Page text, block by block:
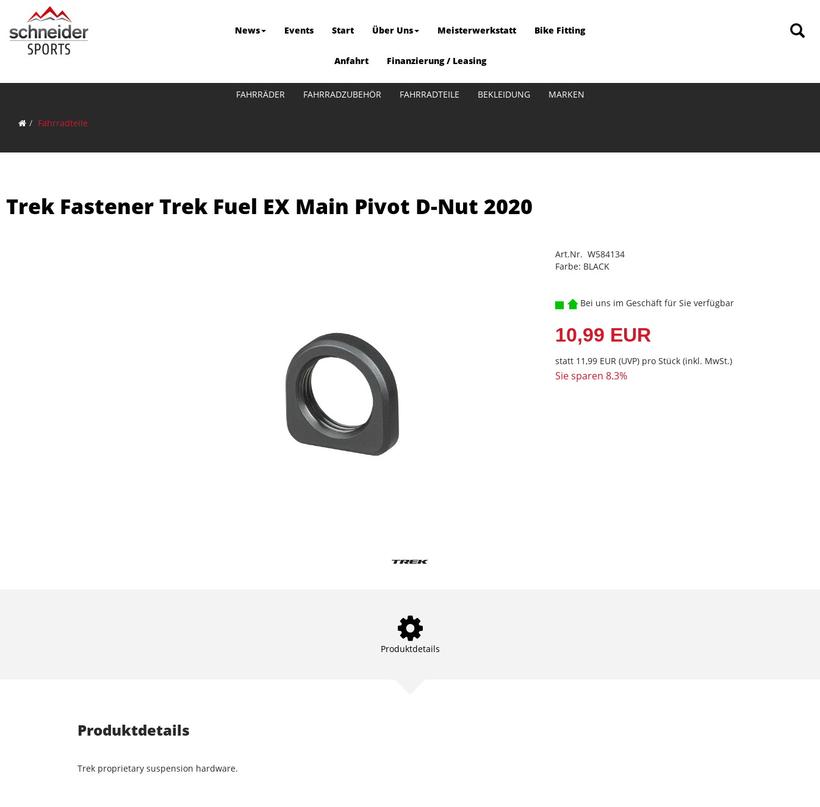
News Events Start Über Uns Meisterwerkstatt Bike Fitting
Anfahrt Finanzierung / Leasing
FAHRRÄDER FAHRRADZUBEHÖR FAHRRADTEILE BEKLEIDUNG MARKEN
Fahrradteile
Trek Fastener Trek Fuel EX Main Pivot D-Nut 2020
Art.Nr. W584134
Farbe: BLACK
Bei uns im Geschäft für Sie verfügbar
10,99 EUR
statt 11,99 EUR(UVP) pro Stück (inkl. MwSt.)
Sie sparen 8.3%
Produktdetails
Produktdetails
Trek proprietary suspension hardware.